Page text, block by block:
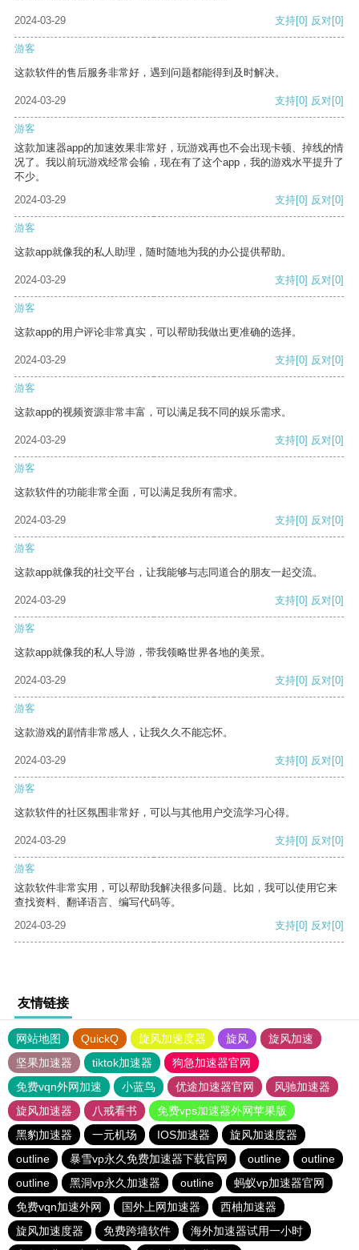
2024-03-29 支持[0] 反对[0]
游客
这款软件的售后服务非常好，遇到问题都能得到及时解决。
2024-03-29 支持[0] 反对[0]
游客
这款加速器app的加速效果非常好，玩游戏再也不会出现卡顿、掉线的情
况了。我以前玩游戏经常会输，现在有了这个app，我的游戏水平提升了
不少。
2024-03-29
支持[0] 反对[0]
游客
这款app就像我的私人助理，随时随地为我的办公提供帮助。
2024-03-29 支持[0] 反对[0]
游客
这款app的用户评论非常真实，可以帮助我做出更准确的选择。
2024-03-29 支持[0] 反对[0]
游客
这款app的视频资源非常丰富，可以满足我不同的娱乐需求。
2024-03-29 支持[0] 反对[0]
游客
这款软件的功能非常全面，可以满足我所有需求。
2024-03-29 支持[0] 反对[0]
游客
这款app就像我的社交平台，让我能够与志同道合的朋友一起交流。
2024-03-29 支持[0] 反对[0]
游客
这款app就像我的私人导游，带我领略世界各地的美景。
2024-03-29 支持[0] 反对[0]
游客
这款游戏的剧情非常感人，让我久久不能忘怀。
2024-03-29 支持[0] 反对[0]
游客
这款软件的社区氛围非常好，可以与其他用户交流学习心得。
2024-03-29 支持[0] 反对[0]
游客
这款软件非常实用，可以帮助我解决很多问题。比如，我可以使用它来
查找资料、翻译语言、编写代码等。
2024-03-29
支持[0] 反对[0]
友情链接
网站地图 QuickQ 旋风加速度器 旋风
旋风加速
坚果加速器
tiktok加速器
狗急加速器官网
免费vqn外网加速
小蓝鸟 优途加速器官网
风驰加速器
旋风加速器
八戒看书
免费vps加速器外网苹果版
黑豹加速器
一元机场 IOS加速器
旋风加速度器
outline
暴雪vp永久免费加速器下载官网 outline
outline
outline
黑洞vp永久加速器 outline
蚂蚁vp加速器官网
免费vqn加速外网
国外上网加速器
西柚加速器
旋风加速度器
免费跨墙软件
海外加速器试用一小时